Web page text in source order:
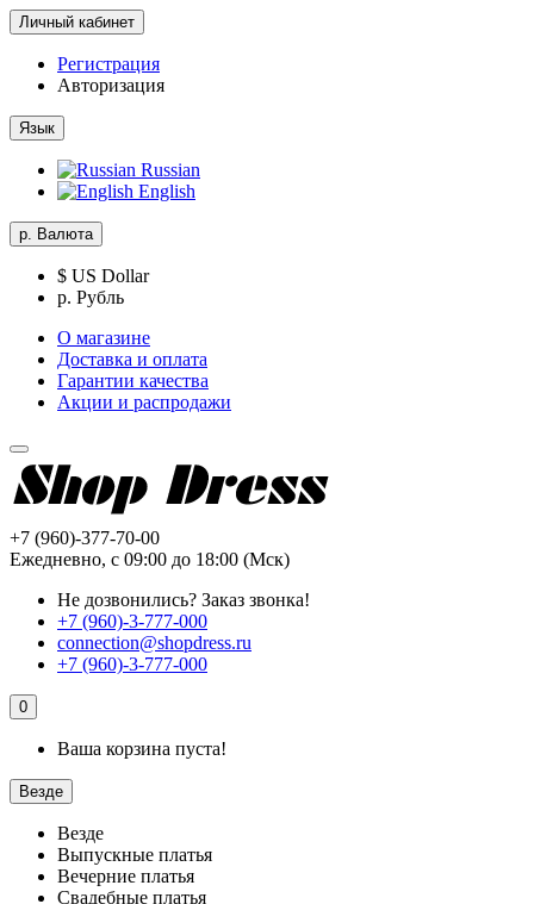
Личный кабинет
Регистрация
Авторизация
Язык
Russian
English
р. Валюта
$ US Dollar
р. Рубль
О магазине
Доставка и оплата
Гарантии качества
Акции и распродажи
+7 (960)-377-70-00
Ежедневно, с 09:00 до 18:00 (Мск)
Не дозвонились? Заказ звонка!
+7 (960)-3-777-000
connection@shopdress.ru
+7 (960)-3-777-000
0
Ваша корзина пуста!
Везде
Везде
Выпускные платья
Вечерние платья
Свадебные платья